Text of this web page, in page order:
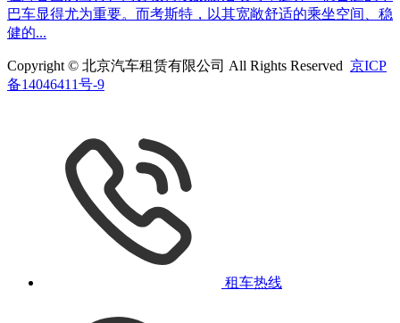
巴车显得尤为重要。而考斯特，以其宽敞舒适的乘坐空间、稳
健的...
Copyright © 北京汽车租赁有限公司 All Rights Reserved 京ICP
备14046411号-9
租车热线